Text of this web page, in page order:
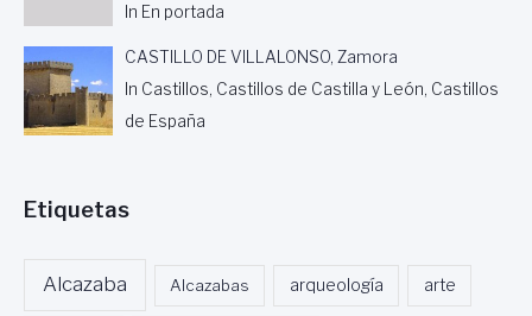
In En portada
CASTILLO DE VILLALONSO, Zamora
In Castillos, Castillos de Castilla y León, Castillos
de España
Etiquetas
Alcazaba Alcazabas arqueología arte